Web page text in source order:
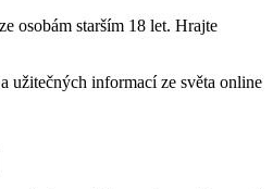
osobám starším 18 let. Hrajte
užitečných informací ze světa online